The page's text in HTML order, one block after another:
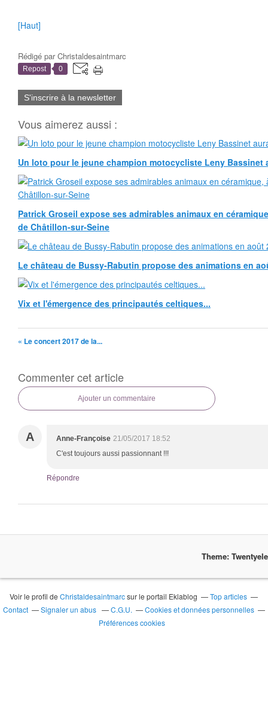
[Haut]
Rédigé parChristaldesaintmarc
Repost 0
S'inscrire à la newsletter
Vous aimerez aussi :
Un loto pour le jeune champion motocycliste Leny Bassinet
Patrick Groseil expose ses admirables animaux en
de Châtillon-sur-Seine
Le château de Bussy-Rabutin propose des animations en
Vix et l'émergence des principautés celtiques...
« Le concert 2017 de la...
Commenter cet article
Ajouter un commentaire
A Anne-Françoise 21/05/2017 18:52
C'est toujours aussi passionnant !!!
Répondre
Theme:
Voir le profil deChristaldesaintmarcsur le portail Eklablog
Top articles
Contact
Signaler un abus C.G.U.
Cookies et données personnelles
Préférences cookies